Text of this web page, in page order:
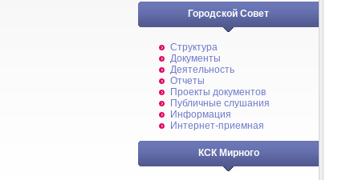
Городской Совет
Структура
Документы
Деятельность
Отчеты
Проекты документов
Публичные слушания
Информация
Интернет-приемная
КСК Мирного